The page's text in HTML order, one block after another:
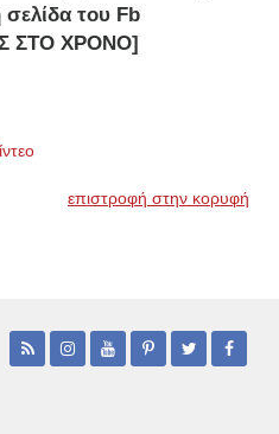
σελίδα του Fb
ΣΤΟ ΧΡΟΝΟ]
επιστροφή στην κορυφή